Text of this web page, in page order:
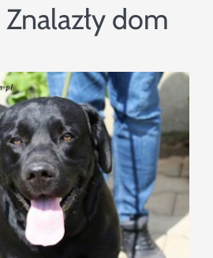
Znalazły dom